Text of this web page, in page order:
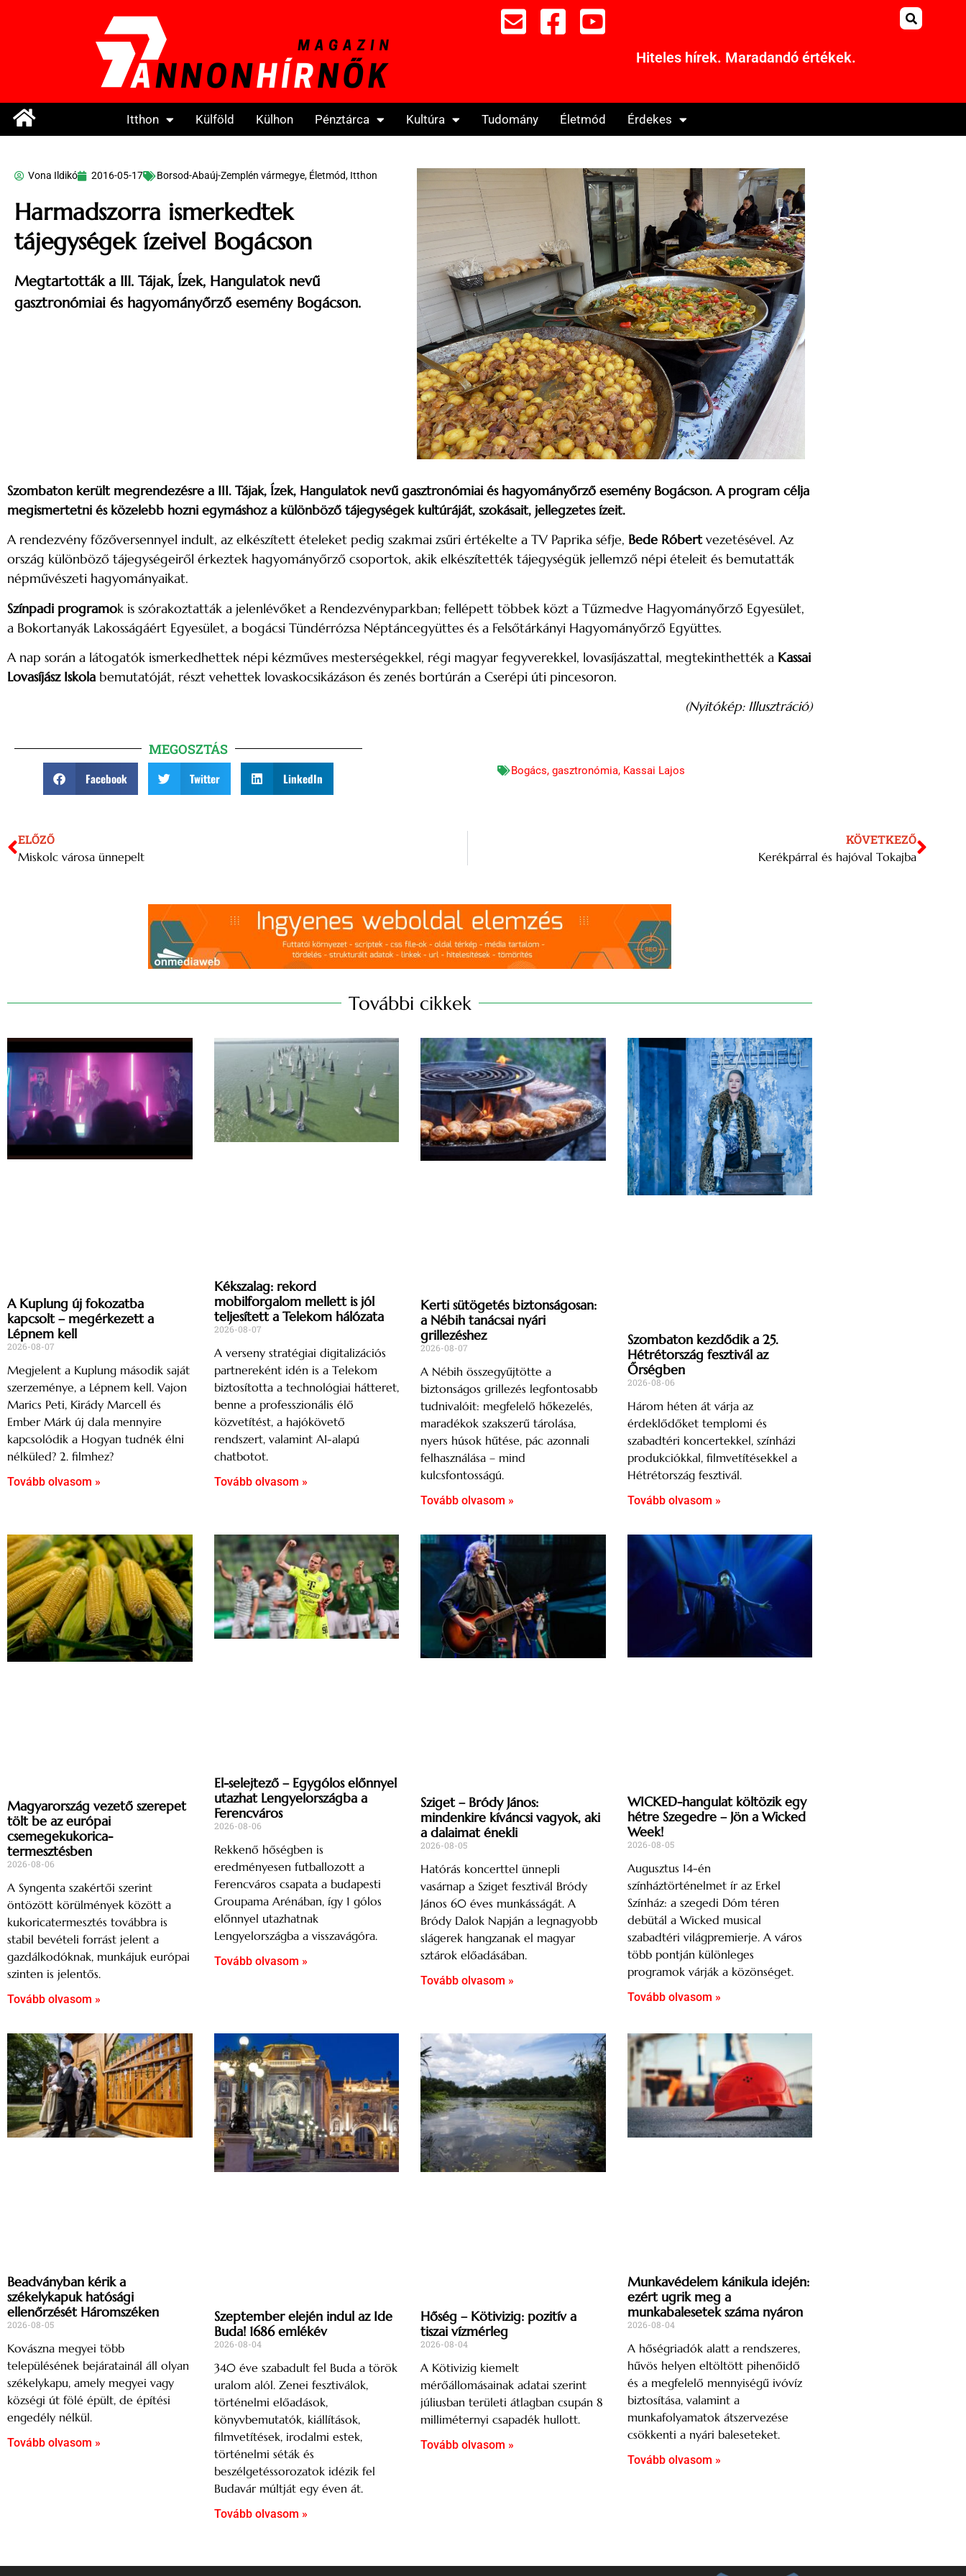
Hiteles hírek. Maradandó értékek.
Itthon Külföld Külhon Pénztárca Kultúra Tudomány Életmód Érdekes
Vona Ildikó 2016-05-17 Borsod-Abaúj-Zemplén vármegye, Életmód, Itthon
Harmadszorra ismerkedtek
tájegységek ízeivel Bogácson
Megtartották a III. Tájak, Ízek, Hangulatok nevű
gasztronómiai és hagyományőrző esemény Bogácson.
Szombaton került megrendezésre a III. Tájak, Ízek, Hangulatok nevű gasztronómiai és hagyományőrző esemény Bogácson. A program célja
megismertetni és közelebb hozni egymáshoz a különböző tájegységek kultúráját, szokásait, jellegzetes ízeit.
A rendezvény főzőversennyel indult, az elkészített ételeket pedig szakmai zsűri értékelte a TV Paprika séfje, Bede Róbertvezetésével. Az
ország különböző tájegységeiről érkeztek hagyományőrző csoportok, akik elkészítették tájegységük jellemző népi ételeit és bemutatták
népművészeti hagyományaikat.
Színpadi programok is szórakoztatták a jelenlévőket a Rendezvényparkban; fellépett többek közt a Tűzmedve Hagyományőrző Egyesület,
a Bokortanyák Lakosságáért Egyesület, a bogácsi Tündérrózsa Néptáncegyüttes és a Felsőtárkányi Hagyományőrző Együttes.
A nap során a látogatók ismerkedhettek népi kézműves mesterségekkel, régi magyar fegyverekkel, lovasíjászattal, megtekinthették a Kassai
Lovasíjász Iskola bemutatóját, részt vehettek lovaskocsikázáson és zenés bortúrán a Cserépi úti pincesoron.
(Nyitókép: Illusztráció)
MEGOSZTÁS
Facebook Twitter LinkedIn
Bogács, gasztronómia, Kassai Lajos
ELŐZŐ
Miskolc városa ünnepelt
KÖVETKEZŐ
Kerékpárral és hajóval Tokajba
További cikkek
A Kuplung új fokozatba
kapcsolt – megérkezett a
Lépnem kell
2026-08-07
Megjelent a Kuplung második saját
szerzeménye, a Lépnem kell. Vajon
Marics Peti, Kirády Marcell és
Ember Márk új dala mennyire
kapcsolódik a Hogyan tudnék élni
nélküled? 2. filmhez?
Tovább olvasom »
Kékszalag: rekord
mobilforgalom mellett is jól
teljesített a Telekom hálózata
2026-08-07
A verseny stratégiai digitalizációs
partnereként idén is a Telekom
biztosította a technológiai hátteret,
benne a professzionális élő
közvetítést, a hajókövető
rendszert, valamint AI-alapú
chatbotot.
Tovább olvasom »
Kerti sütögetés biztonságosan:
a Nébih tanácsai nyári
grillezéshez
2026-08-07
A Nébih összegyűjtötte a
biztonságos grillezés legfontosabb
tudnivalóit: megfelelő hőkezelés,
maradékok szakszerű tárolása,
nyers húsok hűtése, pác azonnali
felhasználása – mind
kulcsfontosságú.
Tovább olvasom »
Szombaton kezdődik a 25.
Hétrétország fesztivál az
Őrségben
2026-08-06
Három héten át várja az
érdeklődőket templomi és
szabadtéri koncertekkel, színházi
produkciókkal, filmvetítésekkel a
Hétrétország fesztivál.
Tovább olvasom »
Magyarország vezető szerepet
tölt be az európai
csemegekukorica-
termesztésben
2026-08-06
A Syngenta szakértői szerint
öntözött körülmények között a
kukoricatermesztés továbbra is
stabil bevételi forrást jelent a
gazdálkodóknak, munkájuk európai
szinten is jelentős.
Tovább olvasom »
El-selejtező – Egygólos előnnyel
utazhat Lengyelországba a
Ferencváros
2026-08-06
Rekkenő hőségben is
eredményesen futballozott a
Ferencváros csapata a budapesti
Groupama Arénában, így 1 gólos
előnnyel utazhatnak
Lengyelországba a visszavágóra.
Tovább olvasom »
Sziget – Bródy János:
mindenkire kíváncsi vagyok, aki
a dalaimat énekli
2026-08-05
Hatórás koncerttel ünnepli
vasárnap a Sziget fesztivál Bródy
János 60 éves munkásságát. A
Bródy Dalok Napján a legnagyobb
slágerek hangzanak el magyar
sztárok előadásában.
Tovább olvasom »
WICKED-hangulat költözik egy
hétre Szegedre – Jön a Wicked
Week!
2026-08-05
Augusztus 14-én
színháztörténelmet ír az Erkel
Színház: a szegedi Dóm téren
debütál a Wicked musical
szabadtéri világpremierje. A város
több pontján különleges
programok várják a közönséget.
Tovább olvasom »
Beadványban kérik a
székelykapuk hatósági
ellenőrzését Háromszéken
2026-08-05
Kovászna megyei több
településének bejáratainál áll olyan
székelykapu, amely megyei vagy
községi út fölé épült, de építési
engedély nélkül.
Tovább olvasom »
Szeptember elején indul az Ide
Buda! 1686 emlékév
2026-08-04
340 éve szabadult fel Buda a török
uralom alól. Zenei fesztiválok,
történelmi előadások,
könyvbemutatók, kiállítások,
filmvetítések, irodalmi estek,
történelmi séták és
beszélgetéssorozatok idézik fel
Budavár múltját egy éven át.
Tovább olvasom »
Hőség – Kötivizig: pozitív a
tiszai vízmérleg
2026-08-04
A Kötivizig kiemelt
mérőállomásainak adatai szerint
júliusban területi átlagban csupán 8
milliméternyi csapadék hullott.
Tovább olvasom »
Munkavédelem kánikula idején:
ezért ugrik meg a
munkabalesetek száma nyáron
2026-08-04
A hőségriadók alatt a rendszeres,
hűvös helyen eltöltött pihenőidő
és a megfelelő mennyiségű ivóvíz
biztosítása, valamint a
munkafolyamatok átszervezése
csökkenti a nyári baleseteket.
Tovább olvasom »